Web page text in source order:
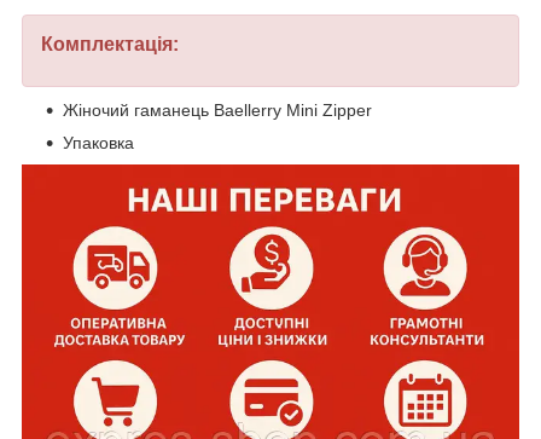
Комплектація:
Жіночий гаманець Baellerry Mini Zipper
Упаковка